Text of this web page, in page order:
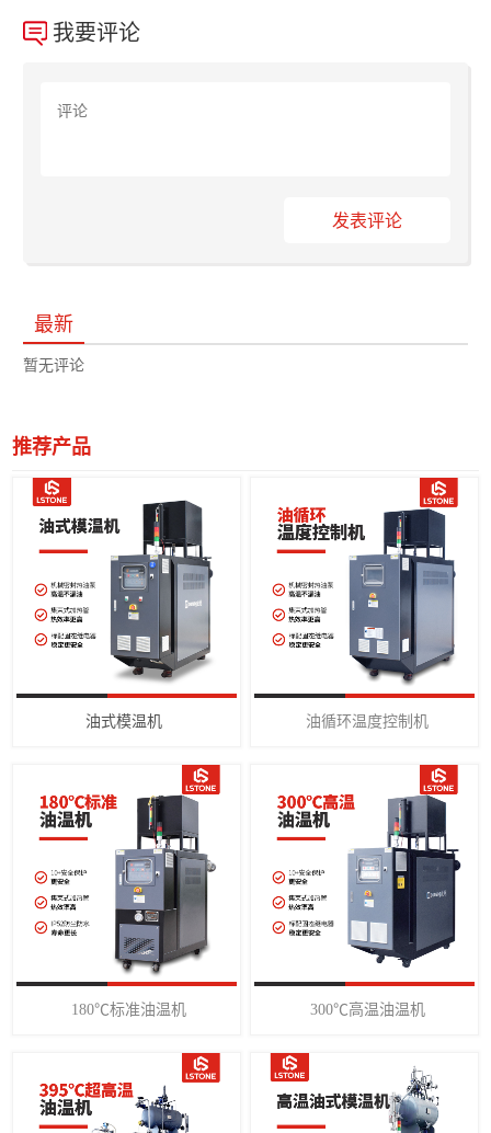
我要评论
发表评论
最新
暂无评论
推荐产品
油式模温机 油循环温度控制机
180℃标准油温机 300℃高温油温机